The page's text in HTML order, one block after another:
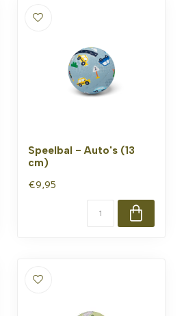
Speelbal - Auto's (13
cm)
€9,95